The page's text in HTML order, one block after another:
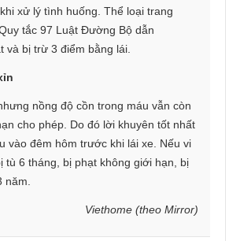
xử lý tình huống. Thể loại trang
tắc 97 Luật Đường Bộ dẫn
và bị trừ 3 điểm bằng lái.
nồng độ cồn trong máu vẫn còn
cho phép. Do đó lời khuyên tốt nhất
vào đêm hôm trước khi lái xe. Nếu vi
tù 6 tháng, bị phạt không giới hạn, bị
năm.
Viethome (theo Mirror)